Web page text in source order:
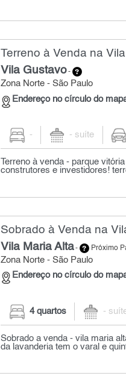
Terreno à Venda na
Vila Gustavo-
Zona Norte - São Paulo
Endereço no círculo do
- - suíte
Terreno à venda - parque
construtores e investidores!
Sobrado à Venda na
Vila Maria Alta- Próximo
Zona Norte - São Paulo
Endereço no círculo do
4 quartos -
Sobrado a venda - vila maria
da lavanderia tem o varal e